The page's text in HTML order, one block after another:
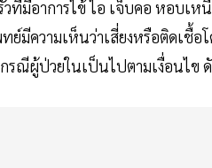
มีอาการไข้ ไอ เจ็บคอ หอบเห
มีความเห็นว่าเสี่ยงหรือติดเชื้อ
รณีผู้ป่วยในเป็นไปตามเงื่อนไข